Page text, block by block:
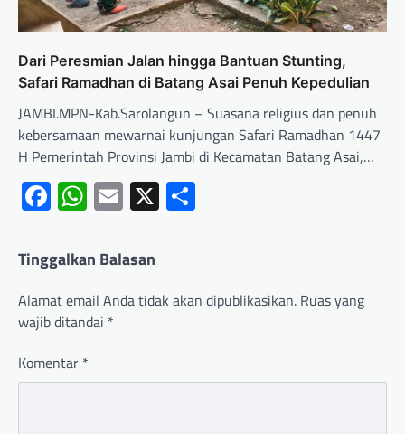
Dari Peresmian Jalan hingga Bantuan Stunting,
Safari Ramadhan di Batang Asai Penuh Kepedulian
JAMBI.MPN-Kab.Sarolangun – Suasana religius dan penuh
kebersamaan mewarnai kunjungan Safari Ramadhan 1447
H Pemerintah Provinsi Jambi di Kecamatan Batang Asai,…
Facebook
WhatsApp
Email
X
Tinggalkan Balasan
Alamat email Anda tidak akan dipublikasikan. Ruas yang
wajib ditandai *
Komentar *